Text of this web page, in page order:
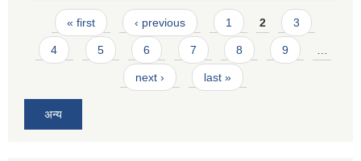
Pages
« first ‹ previous 1 2 3
4 5 6 7 8 9
next › last »
अन्य